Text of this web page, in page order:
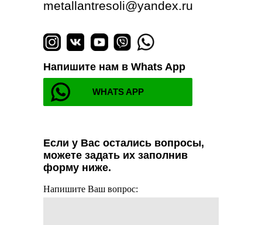
WHATS APP
metallantresoli@yandex.ru
Напишите нам в Whats App
Напишите Ваш вопрос:
Если у Вас остались вопросы,
можете задать их заполнив
форму ниже.